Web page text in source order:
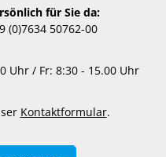
für Sie da:
(0)7634 50762-00
Uhr / Fr: 8:30 - 15.00 Uhr
Kontaktformular.